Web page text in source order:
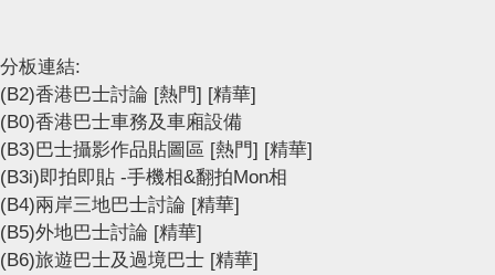
分板連結:
(B2)香港巴士討論 [熱門] [精華]
(B0)香港巴士車務及車廂設備
(B3)巴士攝影作品貼圖區 [熱門] [精華]
(B3i)即拍即貼 -手機相&翻拍Mon相
(B4)兩岸三地巴士討論 [精華]
(B5)外地巴士討論 [精華]
(B6)旅遊巴士及過境巴士 [精華]